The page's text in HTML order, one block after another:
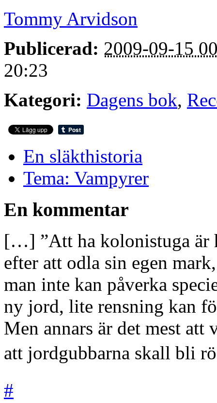
Tommy Arvidson
Publicerad: 2009-09-15
20:23
Kategori: Dagens bok,
En släkthistoria
Tema: Vampyrer
En kommentar
[…] ”Att ha kolonistuga är
efter att odla sin egen
man inte kan påverka
ny jord, lite rensning kan
Men annars är det mest att
att jordgubbarna skall bli
#